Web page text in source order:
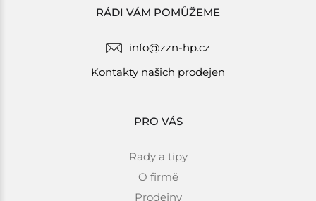
RÁDI VÁM POMŮŽEME
info@zzn-hp.cz
Kontakty našich prodejen
PRO VÁS
Rady a tipy
O firmě
Prodejny